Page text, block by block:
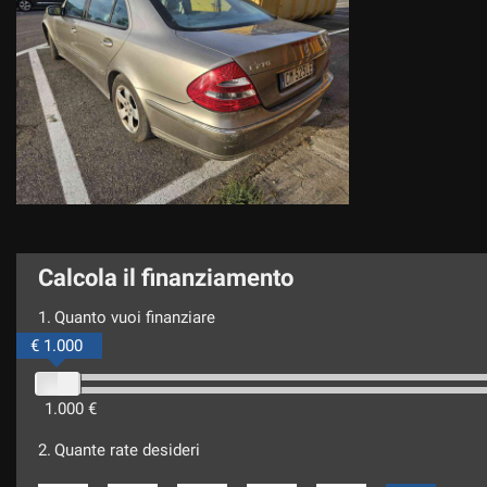
Calcola il finanziamento
1. Quanto vuoi finanziare
1.000 €
€ 1.000
2. Quante rate desideri